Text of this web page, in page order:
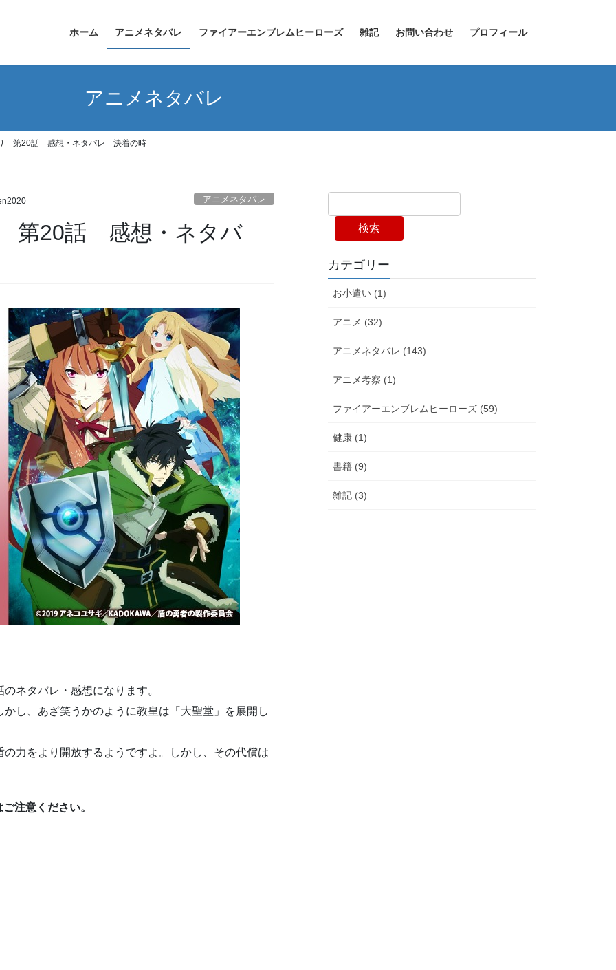
ホーム アニメネタバレ ファイアーエンブレムヒーローズ 雑記 お問い合わせ プロフィール
アニメネタバレ
り 第20話 感想・ネタバレ 決着の時
アニメネタバレ
第20話 感想・ネタバ
ネタバレ・感想になります。
し、あざ笑うかのように教皇は「大聖堂」を展開し
力をより開放するようですよ。しかし、その代償は
注意ください。
検索
カテゴリー
お小遣い (1)
アニメ (32)
アニメネタバレ (143)
アニメ考察 (1)
ファイアーエンブレムヒーローズ (59)
健康 (1)
書籍 (9)
雑記 (3)